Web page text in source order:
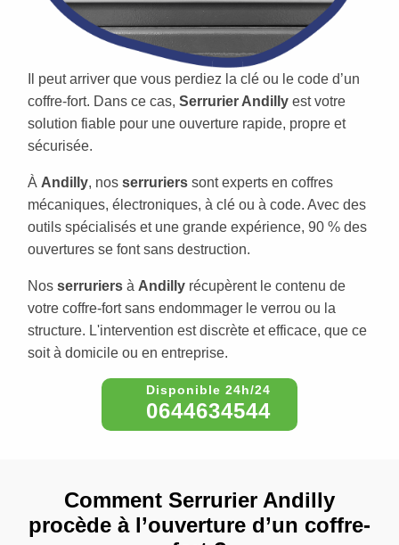
Il peut arriver que vous perdiez la clé ou le code d’un
coffre-fort. Dans ce cas, Serrurier Andilly est votre
solution fiable pour une ouverture rapide, propre et
sécurisée.
À Andilly, nos serruriers sont experts en coffres
mécaniques, électroniques, à clé ou à code. Avec des
outils spécialisés et une grande expérience, 90 % des
ouvertures se font sans destruction.
Nos serruriers à Andilly récupèrent le contenu de
votre coffre-fort sans endommager le verrou ou la
structure. L'intervention est discrète et efficace, que ce
soit à domicile ou en entreprise.
0644634544
Comment Serrurier Andilly
procède à l’ouverture d’un coffre-